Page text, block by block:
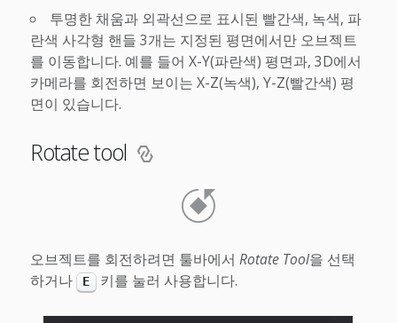
투명한 채움과 외곽선으로 표시된 빨간색, 녹색, 파
란색 사각형 핸들 3개는 지정된 평면에서만 오브젝트
를 이동합니다. 예를 들어 X-Y(파란색) 평면과, 3D에서
카메라를 회전하면 보이는 X-Z(녹색), Y-Z(빨간색) 평
면이 있습니다.
Rotate tool
오브젝트를 회전하려면 툴바에서 Rotate Tool을 선택
하거나
E 키를 눌러 사용합니다.